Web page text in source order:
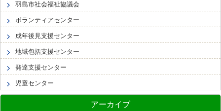
羽島市社会福祉協議会
ボランティアセンター
成年後見支援センター
地域包括支援センター
発達支援センター
児童センター
アーカイブ